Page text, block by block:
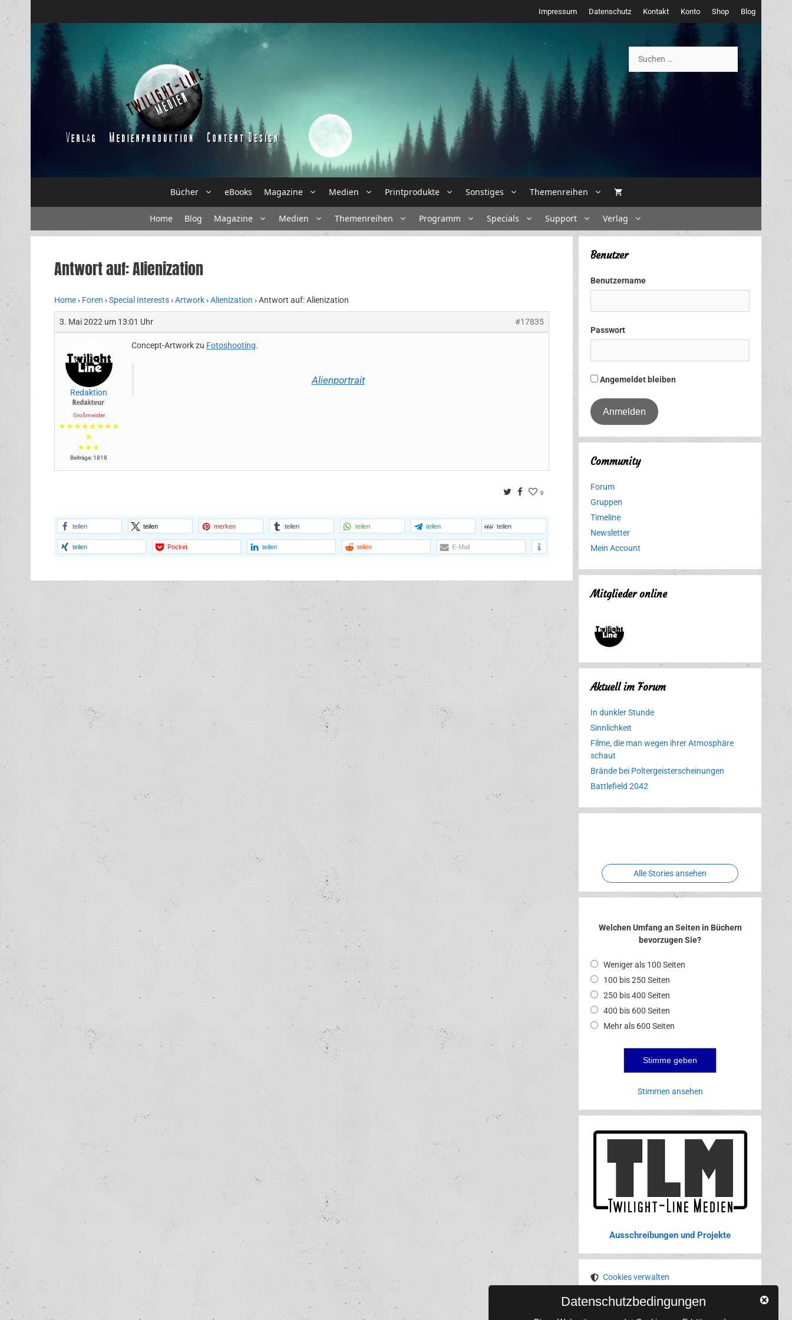
Inhalt
springen
Impressum Datenschutz Kontakt Konto Shop Blog
nach:
Bücher eBooks Magazine Medien Printprodukte Sonstiges Themenreihen
Home Blog Magazine Medien Themenreihen Programm Specials Support Verlag
Antwort auf: Alienization
Home› Foren ›Special Interests›Artwork›Alienization ›Antwort auf: Alienization
3. Mai 2022 um 13:01 Uhr #17835
Redaktion
Großmeister
★★★★★★★★
★
★★★
Beiträge: 1818
Concept-Artwork zu Fotoshooting.
Alienportrait
TwitterFacebook
9
teilen teilen merken teilen teilen teilen teilen
teilen Pocket teilen teilen E-Mail
Benutzer
Benutzername
Passwort
Angemeldet bleiben
Community
Forum
Gruppen
Timeline
Newsletter
Mein Account
Mitglieder online
Aktuell im Forum
In dunkler Stunde
Sinnlichkeit
Filme, die man wegen ihrer Atmosphäre
schaut
Brände bei Poltergeisterscheinungen
Battlefield 2042
Erlebnispark
Verbotene
Alle Stories ansehen
Welchen Umfang an Seiten in Büchern
bevorzugen Sie?
Weniger als 100 Seiten
100 bis 250 Seiten
250 bis 400 Seiten
400 bis 600 Seiten
Mehr als 600 Seiten
Stimmen ansehen
Ausschreibungen und Projekte
Cookies verwalten
Datenschutzbedingungen